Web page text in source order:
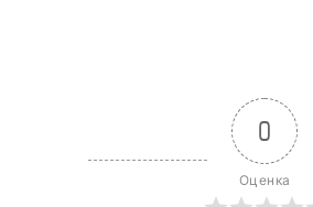
0
Оценка